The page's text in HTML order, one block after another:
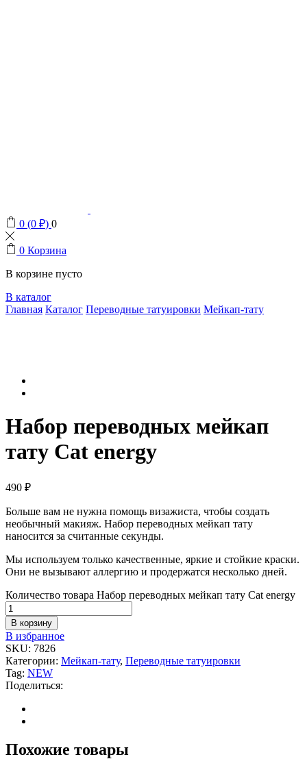
0 (0 ₽) 0
0 Корзина
В корзине пусто
В каталог
Главная Каталог Переводные татуировки Мейкап-тату
Набор переводных мейкап
тату Cat energy
490 ₽
Больше вам не нужна помощь визажиста, чтобы создать
необычный макияж. Набор переводных мейкап тату
наносится за считанные секунды.
Мы используем только качественные, яркие и стойкие краски.
Они не вызывают аллергию и продержатся несколько дней.
Количество товара Набор переводных мейкап тату Cat energy
В корзину
В избранное
SKU: 7826
Категории: Мейкап-тату, Переводные татуировки
Tag: NEW
Поделиться:
Похожие товары